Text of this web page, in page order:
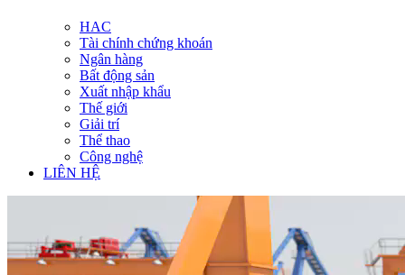
HAC
Tài chính chứng khoán
Ngân hàng
Bất động sản
Xuất nhập khẩu
Thế giới
Giải trí
Thể thao
Công nghệ
LIÊN HỆ